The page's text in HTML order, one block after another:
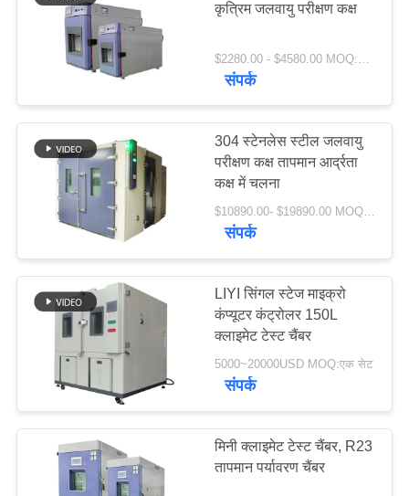
PRIVACY
POLICY
कृत्रिम जलवायु परीक्षण कक्ष
$2280.00 - $4580.00 MOQ:1 सेट
संपर्क
304 स्टेनलेस स्टील जलवायु
परीक्षण कक्ष तापमान आर्द्रता
कक्ष में चलना
$10890.00- $19890.00 MOQ:1 सेट
संपर्क
LIYI सिंगल स्टेज माइक्रो
कंप्यूटर कंट्रोलर 150L
क्लाइमेट टेस्ट चैंबर
5000~20000USD MOQ:एक सेट
संपर्क
मिनी क्लाइमेट टेस्ट चैंबर, R23
तापमान पर्यावरण चैंबर